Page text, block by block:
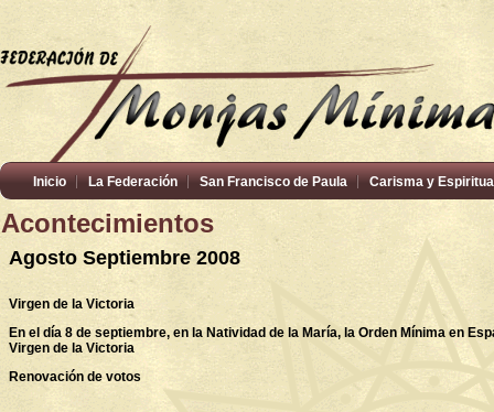
Inicio La Federación San Francisco de Paula Carisma y
Acontecimientos
Agosto Septiembre 2008
Virgen de la Victoria
En el día 8 de septiembre, en la Natividad de la María, la Orden Mínima en
Virgen de la Victoria
Renovación de votos